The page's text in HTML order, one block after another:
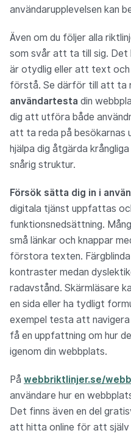
användarupplevelsen kan
Även om du följer alla
som svår att ta till sig. Det
är otydlig eller att text och
förstå. Se därför till att ta
användartesta din
dig att utföra både
att ta reda på besökarnas
hjälpa dig åtgärda
snårig struktur.
Försök sätta dig in i
digitala tjänst uppfattas
funktionsnedsättning.
små länkar och knappar
förstora texten.
kontraster medan
radavstånd. Skärmläsare
en sida eller ha tydligt
exempel testa att
få en uppfattning om hur
igenom din webbplats.
På webbriktlinjer.se/
användare hur en
Det finns även en del
att hitta online för att själv